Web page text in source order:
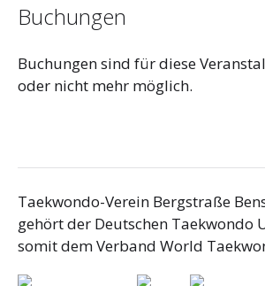
Buchungen
Buchungen sind für diese
oder nicht mehr möglich.
Taekwondo-Verein Bergstraße
gehört der Deutschen Taekwondo
somit dem Verband World